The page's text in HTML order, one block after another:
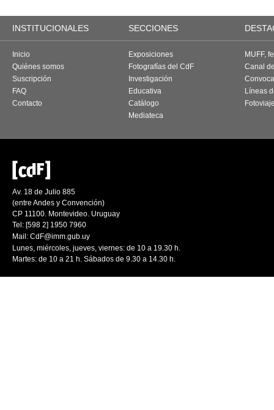
INSTITUCIONALES SECCIONES
Inicio
Quiénes somos
Suscripción
FAQ
Contacto
Exposiciones
Fotografías del CdF
Investigación
Educativa
Catálogo
Mediateca
MUFF,
Canal
Líneas
Av. 18 de Julio 885
(entre Andes y Convención)
CP 11100. Montevideo. Uruguay
Tel: [598 2] 1950 7960
Mail: CdF@imm.gub.uy
Lunes, miércoles, jueves, viernes: de 10 a 19.30 h.
Martes: de 10 a 21 h. Sábados de 9.30 a 14.30 h.